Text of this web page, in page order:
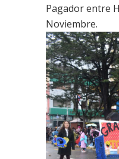
Pagador entre
Noviembre.